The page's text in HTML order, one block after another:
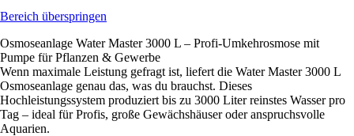
Bereich überspringen
Osmoseanlage Water Master 3000 L – Profi-Umkehrosmose mit
Pumpe für Pflanzen & Gewerbe
Wenn maximale Leistung gefragt ist, liefert die Water Master 3000 L
Osmoseanlage genau das, was du brauchst. Dieses
Hochleistungssystem produziert bis zu 3000 Liter reinstes Wasser pro
Tag – ideal für Profis, große Gewächshäuser oder anspruchsvolle
Aquarien.